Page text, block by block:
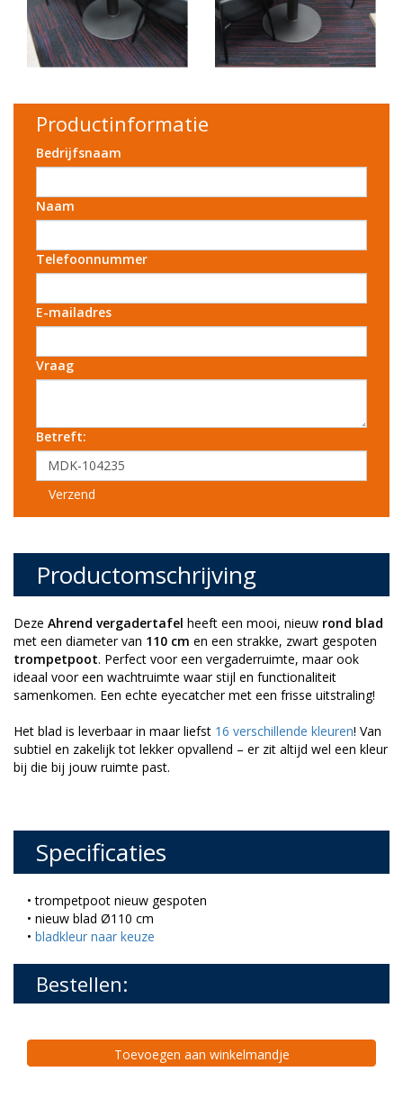
Productinformatie
Bedrijfsnaam
Naam
Telefoonnummer
E-mailadres
Vraag
Betreft:
Verzend
Productomschrijving
Deze Ahrend vergadertafel heeft een mooi, nieuw rond blad
met een diameter van 110 cm en een strakke, zwart gespoten
trompetpoot. Perfect voor een vergaderruimte, maar ook
ideaal voor een wachtruimte waar stijl en functionaliteit
samenkomen. Een echte eyecatcher met een frisse uitstraling!
Het blad is leverbaar in maar liefst 16 verschillende kleuren! Van
subtiel en zakelijk tot lekker opvallend – er zit altijd wel een kleur
bij die bij jouw ruimte past.
Specificaties
• trompetpoot nieuw gespoten
• nieuw blad Ø110 cm
• bladkleur naar keuze
Bestellen:
Toevoegen aan winkelmandje